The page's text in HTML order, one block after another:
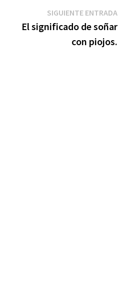
SIGUIENTE ENTRADA
El significado de soñar
con piojos.